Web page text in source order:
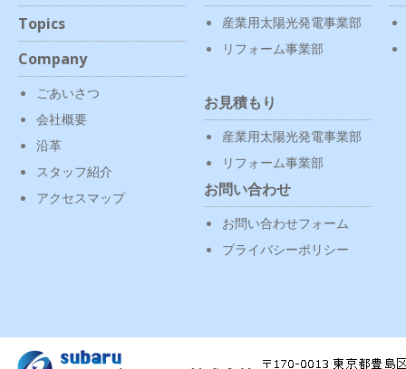
Topics
Company
ごあいさつ
会社概要
沿革
スタッフ紹介
アクセスマップ
産業用太陽光発電事業部
リフォーム事業部
お見積もり
産業用太陽光発電事業部
リフォーム事業部
お問い合わせ
お問い合わせフォーム
プライバシーポリシー